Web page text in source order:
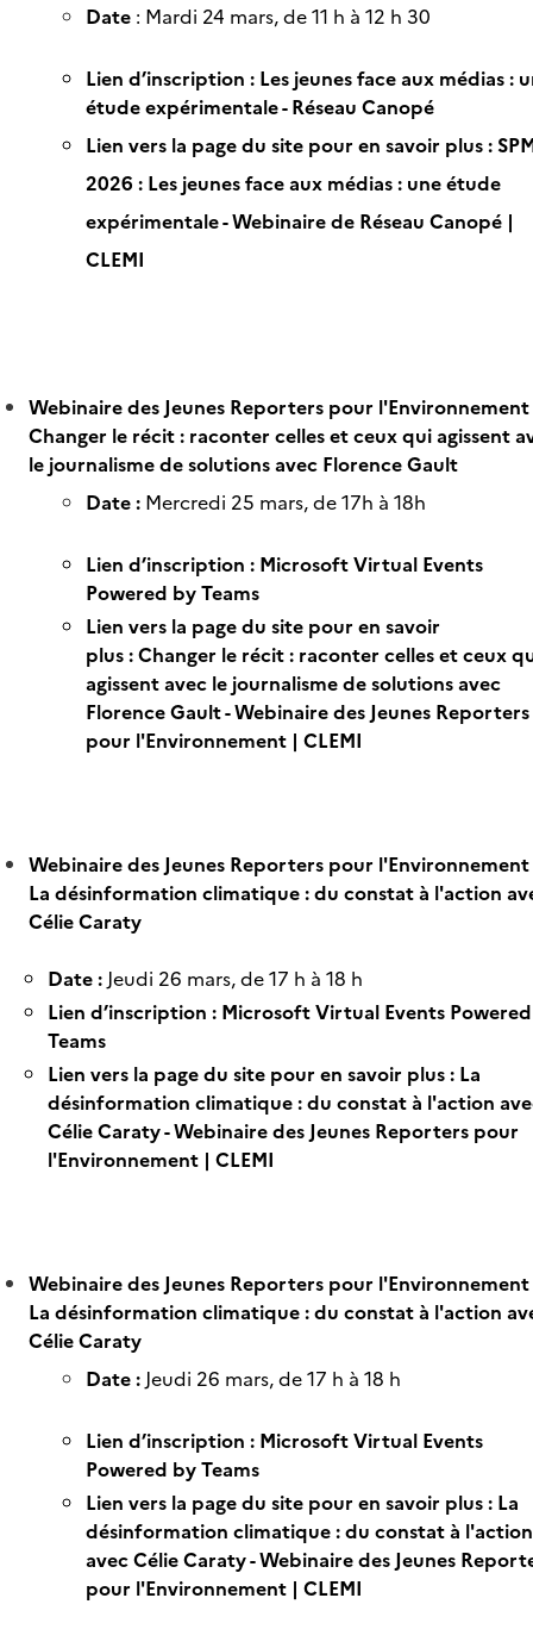
Date : Mardi 24 mars, de 11 h à 12 h 30
Lien d’inscription : Les jeunes face aux médias :
étude expérimentale - Réseau Canopé
Lien vers la page du site pour en savoir plus :
2026 : Les jeunes face aux médias : une étude
expérimentale - Webinaire de Réseau Canopé |
CLEMI
Webinaire des Jeunes Reporters pour l'Environnement
Changer le récit : raconter celles et ceux qui agissent
le journalisme de solutions avec Florence Gault
Date : Mercredi 25 mars, de 17h à 18h
Lien d’inscription : Microsoft Virtual Events
Powered by Teams
Lien vers la page du site pour en savoir
plus :Changer le récit : raconter celles et ceux
agissent avec le journalisme de solutions avec
Florence Gault - Webinaire des Jeunes Reporters
pour l'Environnement | CLEMI
Webinaire des Jeunes Reporters pour l'Environnement
La désinformation climatique : du constat à l'action
Célie Caraty
Date : Jeudi 26 mars, de 17 h à 18 h
Lien d’inscription : Microsoft Virtual Events
Teams
Lien vers la page du site pour en savoir plus : La
désinformation climatique : du constat à l'action
Célie Caraty - Webinaire des Jeunes Reporters pour
l'Environnement | CLEMI
Webinaire des Jeunes Reporters pour l'Environnement
La désinformation climatique : du constat à l'action
Célie Caraty
Date : Jeudi 26 mars, de 17 h à 18 h
Lien d’inscription : Microsoft Virtual Events
Powered by Teams
Lien vers la page du site pour en savoir plus : La
désinformation climatique : du constat à l'action
avec Célie Caraty - Webinaire des Jeunes
pour l'Environnement | CLEMI